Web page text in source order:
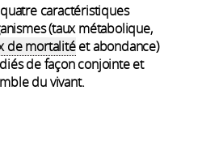
caractéristiques
(taux métabolique,
de mortalitéet abondance)
de façon conjointe et
du vivant.